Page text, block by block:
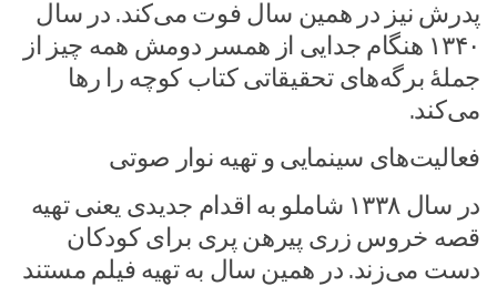
پدرش نیز در همین سال فوت می‌کند. در سال
۱۳۴۰ هنگام جدایی از همسر دومش همه چیز از
جملهٔ برگه‌های تحقیقاتی کتاب کوچه را رها
می‌کند.
فعالیت‌های سینمایی و تهیه نوار صوتی
در سال ۱۳۳۸ شاملو به اقدام جدیدی یعنی تهیه
قصه خروس زری پیرهن پری برای کودکان
دست می‌زند. در همین سال به تهیه فیلم مستند